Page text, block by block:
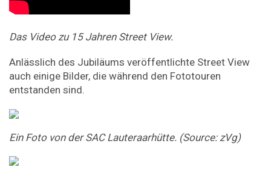
Das Video zu 15 Jahren Street View.
Anlässlich des Jubiläums veröffentlichte Street View
auch einige Bilder, die während den Fototouren
entstanden sind.
Ein Foto von der SAC Lauteraarhütte. (Source: zVg)